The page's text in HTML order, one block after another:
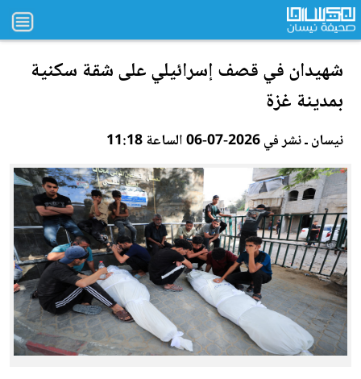
شهيدان في قصف إسرائيلي على شقة سكنية
بمدينة غزة
نيسان ـ نشر في 2026-07-06 الساعة 11:18